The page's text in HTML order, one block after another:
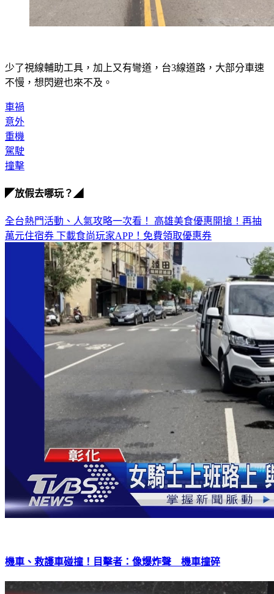
少了視線輔助工具，加上又有彎道，台3線道路，大部分車速
不慢，想閃避也來不及。
車禍
意外
重機
駕駛
撞擊
◤放假去哪玩？◢
全台熱門活動、人氣攻略一次看！ 高雄美食優惠開搶！再抽
萬元住宿券 下載食尚玩家APP！免費領取優惠券
機車、救護車碰撞！目擊者：像爆炸聲 機車撞碎